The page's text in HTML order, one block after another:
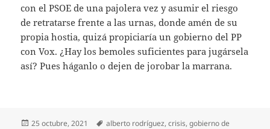
con el PSOE de una pajolera vez y asumir el riesgo
de retratarse frente a las urnas, donde amén de su
propia hostia, quizá propiciaría un gobierno del PP
con Vox. ¿Hay los bemoles suficientes para jugársela
así? Pues háganlo o dejen de jorobar la marrana.
Publicado
25 octubre, 2021 Etiquetas
alberto rodríguez,crisis,gobierno de